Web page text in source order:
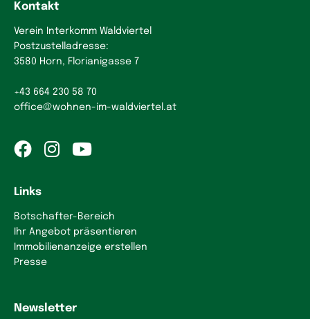
Kontakt
Verein Interkomm Waldviertel
Postzustelladresse:
3580 Horn, Florianigasse 7
+43 664 230 58 70
office@wohnen-im-waldviertel.at
Links
Botschafter-Bereich
Ihr Angebot präsentieren
Immobilienanzeige erstellen
Presse
Newsletter